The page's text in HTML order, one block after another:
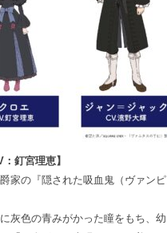
釘宮理恵】
家の『隠された吸血鬼（ヴァンピ
灰色の青みがかった瞳をもち、幼